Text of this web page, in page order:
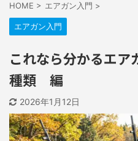
HOME > エアガン入門 >
エアガン入門
これなら分かるエ
種類 編
2026年1月12日